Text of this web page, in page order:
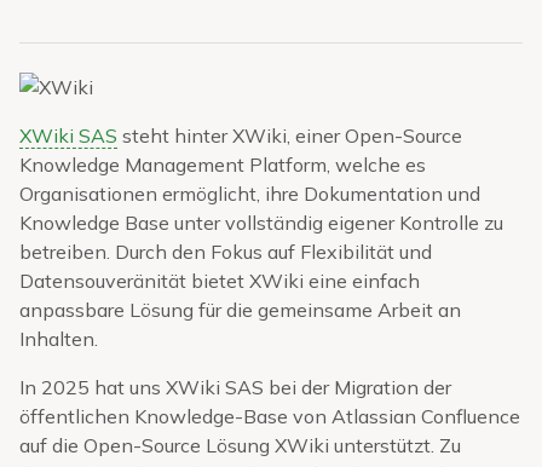
XWiki SAS steht hinter XWiki, einer Open-Source
Knowledge Management Platform, welche es
Organisationen ermöglicht, ihre Dokumentation und
Knowledge Base unter vollständig eigener Kontrolle zu
betreiben. Durch den Fokus auf Flexibilität und
Datensouveränität bietet XWiki eine einfach
anpassbare Lösung für die gemeinsame Arbeit an
Inhalten.
In 2025 hat uns XWiki SAS bei der Migration der
öffentlichen Knowledge-Base von Atlassian Confluence
auf die Open-Source Lösung XWiki unterstützt. Zu